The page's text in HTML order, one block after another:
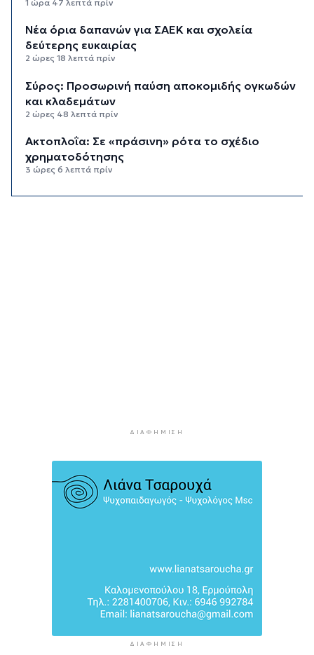
1 ώρα 47 λεπτά πρίν
Νέα όρια δαπανών για ΣΑΕΚ και σχολεία
δεύτερης ευκαιρίας
2 ώρες 18 λεπτά πρίν
Σύρος: Προσωρινή παύση αποκομιδής ογκωδών
και κλαδεμάτων
2 ώρες 48 λεπτά πρίν
Aκτοπλοΐα: Σε «πράσινη» ρότα το σχέδιο
χρηματοδότησης
3 ώρες 6 λεπτά πρίν
Αδειοδωρόσημο: Την Παρασκευή η πληρωμή σε
ΔΙΑΦΉΜΙΣΗ
ΔΙΑΦΉΜΙΣΗ